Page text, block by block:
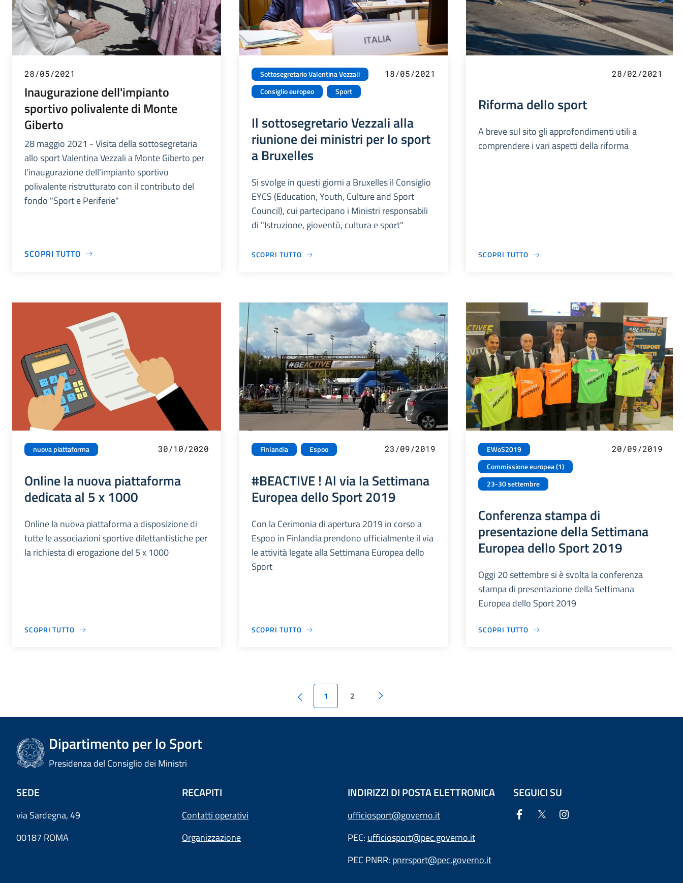
28/05/2021
Inaugurazione dell'impianto
sportivo polivalente di Monte
Giberto
28 maggio 2021 - Visita della sottosegretaria
allo sport Valentina Vezzali a Monte Giberto per
l'inaugurazione dell'impianto sportivo
polivalente ristrutturato con il contributo del
fondo "Sport e Periferie"
SCOPRI TUTTO
Sottosegretario Valentina Vezzali
Consiglio europeo
Sport
18/05/2021
Il sottosegretario Vezzali alla
riunione dei ministri per lo sport
a Bruxelles
Si svolge in questi giorni a Bruxelles il Consiglio
EYCS (Education, Youth, Culture and Sport
Council), cui partecipano i Ministri responsabili
di "Istruzione, gioventù, cultura e sport"
SCOPRI TUTTO
28/02/2021
Riforma dello sport
A breve sul sito gli approfondimenti utili a
comprendere i vari aspetti della riforma
SCOPRI TUTTO
nuova piattaforma 30/10/2020
Online la nuova piattaforma
dedicata al 5 x 1000
Online la nuova piattaforma a disposizione di
tutte le associazioni sportive dilettantistiche per
la richiesta di erogazione del 5 x 1000
SCOPRI TUTTO
Finlandia Espoo 23/09/2019
#BEACTIVE ! Al via la Settimana
Europea dello Sport 2019
Con la Cerimonia di apertura 2019 in corso a
Espoo in Finlandia prendono ufficialmente il via
le attività legate alla Settimana Europea dello
Sport
SCOPRI TUTTO
EWoS2019
Commissione europea (1)
23-30 settembre
20/09/2019
Conferenza stampa di
presentazione della Settimana
Europea dello Sport 2019
Oggi 20 settembre si è svolta la conferenza
stampa di presentazione della Settimana
Europea dello Sport 2019
SCOPRI TUTTO
1 2
Dipartimento per lo Sport
Presidenza del Consiglio dei Ministri
SEDE
via Sardegna, 49
00187 ROMA
RECAPITI
Contatti operativi
Organizzazione
INDIRIZZI DI POSTA ELETTRONICA
ufficiosport@governo.it
PEC: ufficiosport@pec.governo.it
PEC PNRR: pnrrsport@pec.governo.it
SEGUICI SU